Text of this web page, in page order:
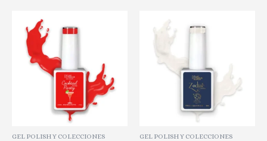
GEL POLISH Y COLECCIONES GEL POLISH Y COLECCIONES